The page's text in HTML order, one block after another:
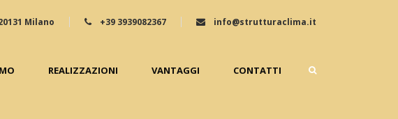
Milano
+39 3939082367 info@strutturaclima.it
REALIZZAZIONI VANTAGGI CONTATTI